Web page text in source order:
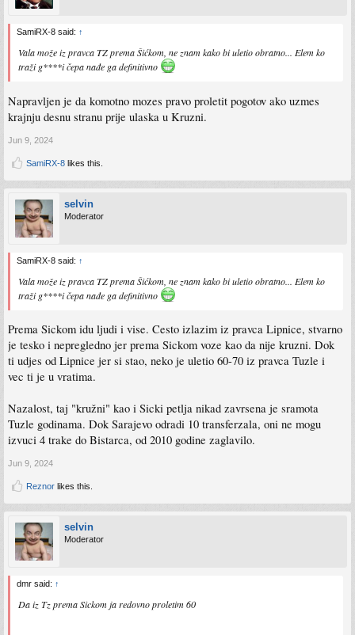
SamiRX-8 said: ↑
Vala može iz pravca TZ prema Šićkom, ne znam kako bi uletio obratno... Elem ko
traži g****i čepa nađe ga definitivno
Napravljen je da komotno mozes pravo proletit pogotov ako uzmes
krajnju desnu stranu prije ulaska u Kruzni.
Jun 9, 2024
SamiRX-8 likes this.
selvin
Moderator
SamiRX-8 said: ↑
Vala može iz pravca TZ prema Šićkom, ne znam kako bi uletio obratno... Elem ko
traži g****i čepa nađe ga definitivno
Prema Sickom idu ljudi i vise. Cesto izlazim iz pravca Lipnice, stvarno
je tesko i nepregledno jer prema Sickom voze kao da nije kruzni. Dok
ti udjes od Lipnice jer si stao, neko je uletio 60-70 iz pravca Tuzle i
vec ti je u vratima.
Nazalost, taj "kružni" kao i Sicki petlja nikad zavrsena je sramota
Tuzle godinama. Dok Sarajevo odradi 10 transferzala, oni ne mogu
izvuci 4 trake do Bistarca, od 2010 godine zaglavilo.
Jun 9, 2024
Reznor likes this.
selvin
Moderator
dmr said: ↑
Da iz Tz prema Sickom ja redovno proletim 60